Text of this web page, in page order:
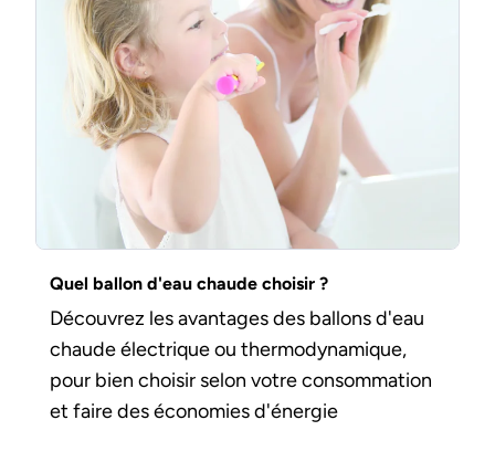
Quel ballon d'eau chaude choisir ?
Découvrez les avantages des ballons d'eau
chaude électrique ou thermodynamique,
pour bien choisir selon votre consommation
et faire des économies d'énergie